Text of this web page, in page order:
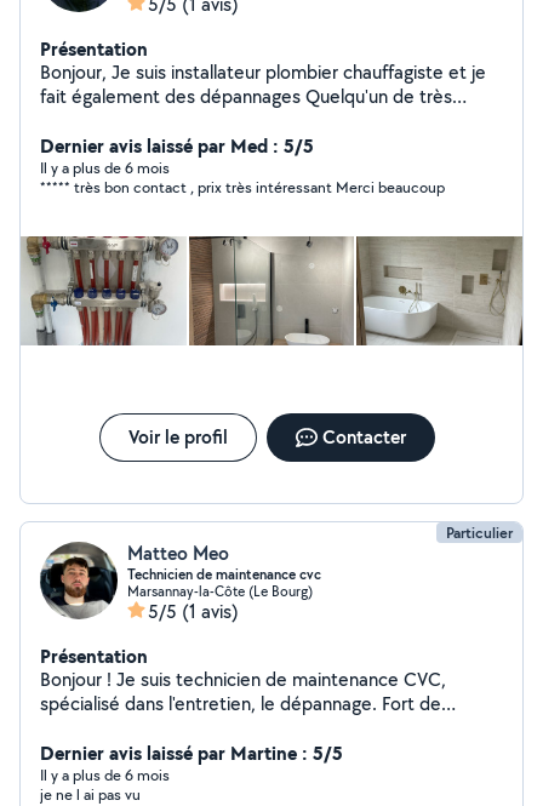
Présentation
Bonjour, Je suis installateur plombier chauffagiste et je
fait également des dépannages Quelqu'un de très
vous accompagner à résoudre votre problème et
trouver une solution ensemble . Bonne journée et à
bientôt
Dernier avis laissé par Med : 5/5
Il y a plus de 6 mois
***** très bon contact , prix très intéressant Merci beaucoup
Voir le profil Contacter
Particulier
Matteo Meo
Technicien de maintenance cvc
Marsannay-la-Côte (Le Bourg)
5/5 (1 avis)
Présentation
Bonjour ! Je suis technicien de maintenance CVC,
spécialisé dans l'entretien, le dépannage. Fort de
chez les particuliers que chez les professionnels pour
garantir le bon fonctionnement de vos équipements.
Dernier avis laissé par Martine : 5/5
Il y a plus de 6 mois
je ne l ai pas vu